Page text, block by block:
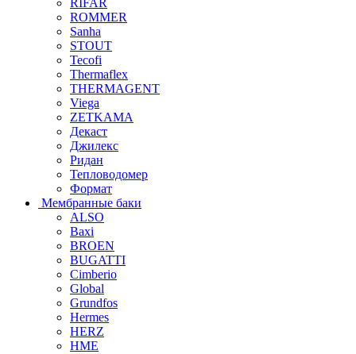
ROMMER
Sanha
STOUT
Tecofi
Thermaflex
THERMAGENT
Viega
ZETKAMA
Декаст
Джилекс
Ридан
Тепловодомер
Формат
Мембранные баки
ALSO
Baxi
BROEN
BUGATTI
Cimberio
Global
Grundfos
Hermes
HERZ
HME